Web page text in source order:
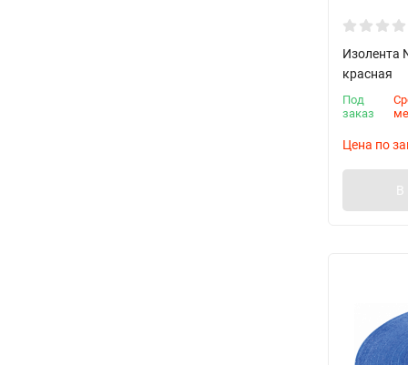
Изолента
красная
Под
заказ
Цена по
В